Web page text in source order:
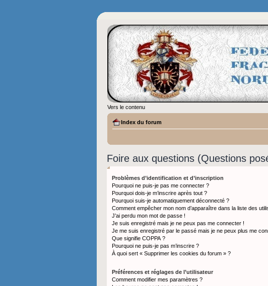
Vers le contenu
Index du forum
Foire aux questions (Questions
Problèmes d’identification et d’inscription
Pourquoi ne puis-je pas me connecter ?
Pourquoi dois-je m’inscrire après tout ?
Pourquoi suis-je automatiquement déconnecté ?
Comment empêcher mon nom d’apparaître dans la liste des
J’ai perdu mon mot de passe !
Je suis enregistré mais je ne peux pas me connecter !
Je me suis enregistré par le passé mais je ne peux plus me
Que signifie COPPA ?
Pourquoi ne puis-je pas m’inscrire ?
À quoi sert « Supprimer les cookies du forum » ?
Préférences et réglages de l’utilisateur
Comment modifier mes paramètres ?